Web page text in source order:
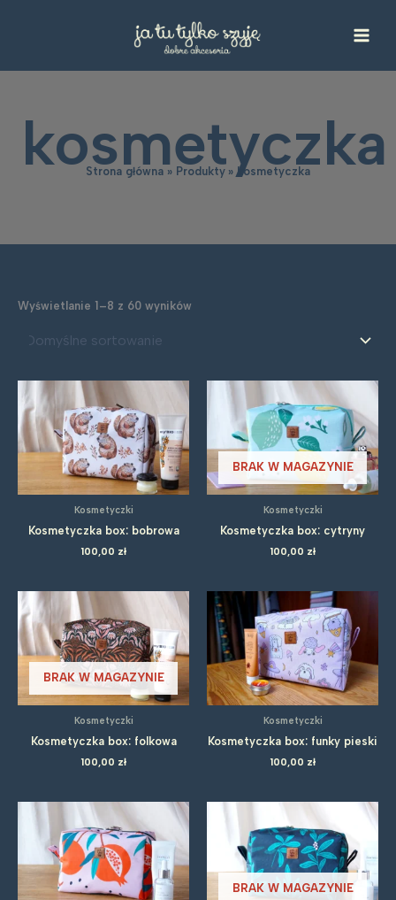
kosmetyczka
Strona główna Produkty kosmetyczka
Wyświetlanie 1–8 z 60 wyników
Kosmetyczki
Kosmetyczka box: bobrowa
100,00 zł
BRAK W MAGAZYNIE
Kosmetyczki
Kosmetyczka box: cytryny
100,00 zł
BRAK W MAGAZYNIE
Kosmetyczki
Kosmetyczka box: folkowa
100,00 zł
Kosmetyczki
Kosmetyczka box: funky pieski
100,00 zł
BRAK W MAGAZYNIE